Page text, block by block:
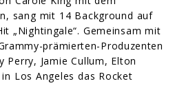
sang mit 14 Background auf
„Nightingale“. Gemeinsam mit
prämierten-Produzenten
Perry, Jamie Cullum, Elton
Los Angeles das Rocket